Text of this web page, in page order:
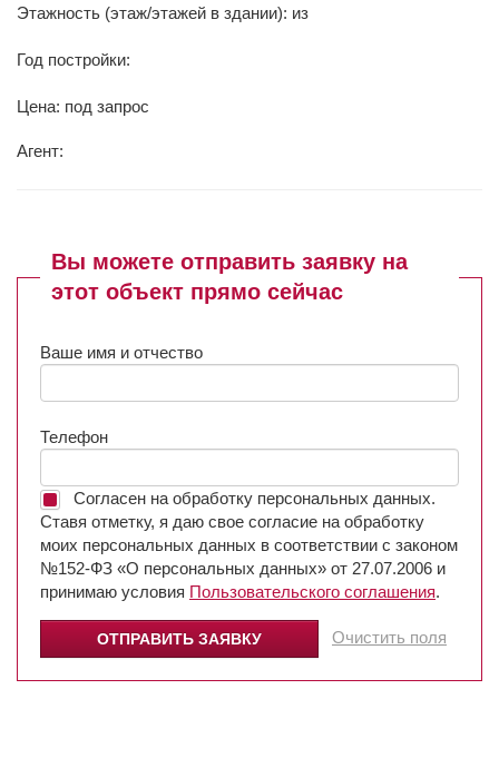
Этажность (этаж/этажей в здании): из
Год постройки:
Цена: под запрос
Агент:
Вы можете отправить заявку на
этот объект прямо сейчас
Ваше имя и отчество
Телефон
Согласен на обработку персональных данных.
Ставя отметку, я даю свое согласие на обработку
моих персональных данных в соответствии с законом
№152-ФЗ «О персональных данных» от 27.07.2006 и
принимаю условия Пользовательского соглашения.
Очистить поля